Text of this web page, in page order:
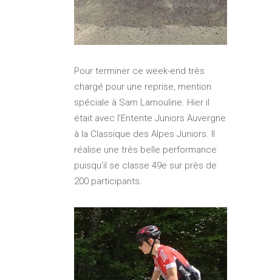
Pour terminer ce week-end très
chargé pour une reprise, mention
spéciale à Sam Lamouline. Hier il
était avec l’Entente Juniors Auvergne
à la Classique des Alpes Juniors. Il
réalise une très belle performance
puisqu’il se classe 49e sur près de
200 participants.